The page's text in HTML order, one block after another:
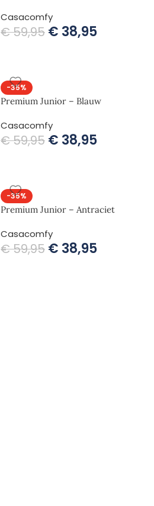
Casacomfy
€59,95 € 38,95
-35%
Premium Junior – Blauw
Casacomfy
€59,95 € 38,95
-35%
Premium Junior – Antraciet
Casacomfy
€59,95 € 38,95